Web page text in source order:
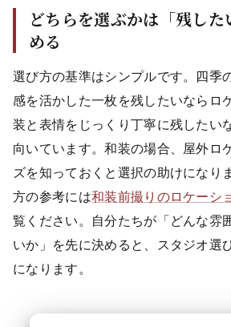
どちらを選ぶかは「残し
める
選び方の基準はシンプルです。四季
感を活かした一枚を残したいならロ
装と表情をじっくり丁寧に残したい
向いています。和装の場合、屋外ロ
ズを知っておくと選択の助けになり
方の参考には和装前撮りのロケーシ
覧ください。自分たちが「どんな雰
いか」を先に決めると、スタジオ選
になります。